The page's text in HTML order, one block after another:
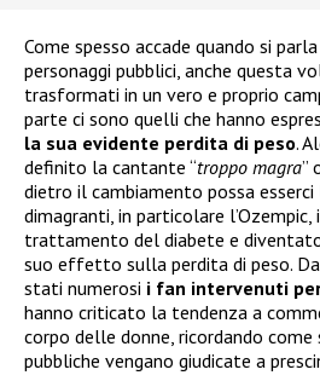
Come spesso accade quando si
personaggi pubblici, anche questa
trasformati in un vero e proprio
parte ci sono quelli che hanno
la sua evidente perdita di peso.
definito la cantante “troppo magra”
dietro il cambiamento possa
dimagranti, in particolare
trattamento del diabete e
suo effetto sulla perdita di peso.
stati numerosi i fan intervenuti
hanno criticato la tendenza a
corpo delle donne, ricordando come
pubbliche vengano giudicate a